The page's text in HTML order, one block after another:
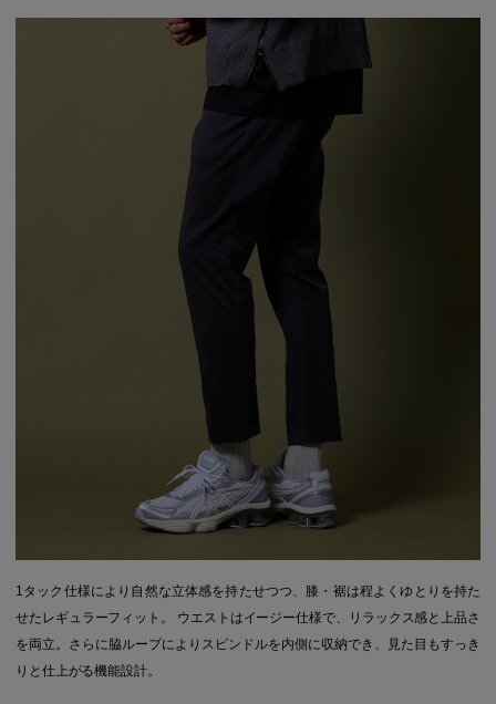
1タック仕様により自然な立体感を持たせつつ、膝・裾は程よくゆとりを持た
せたレギュラーフィット。 ウエストはイージー仕様で、リラックス感と上品さ
を両立。さらに脇ループによりスピンドルを内側に収納でき、見た目もすっき
りと仕上がる機能設計。